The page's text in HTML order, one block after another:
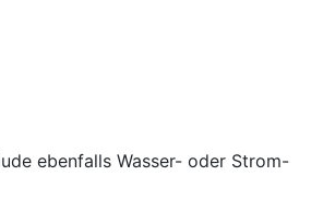
ebenfalls Wasser- oder Strom-